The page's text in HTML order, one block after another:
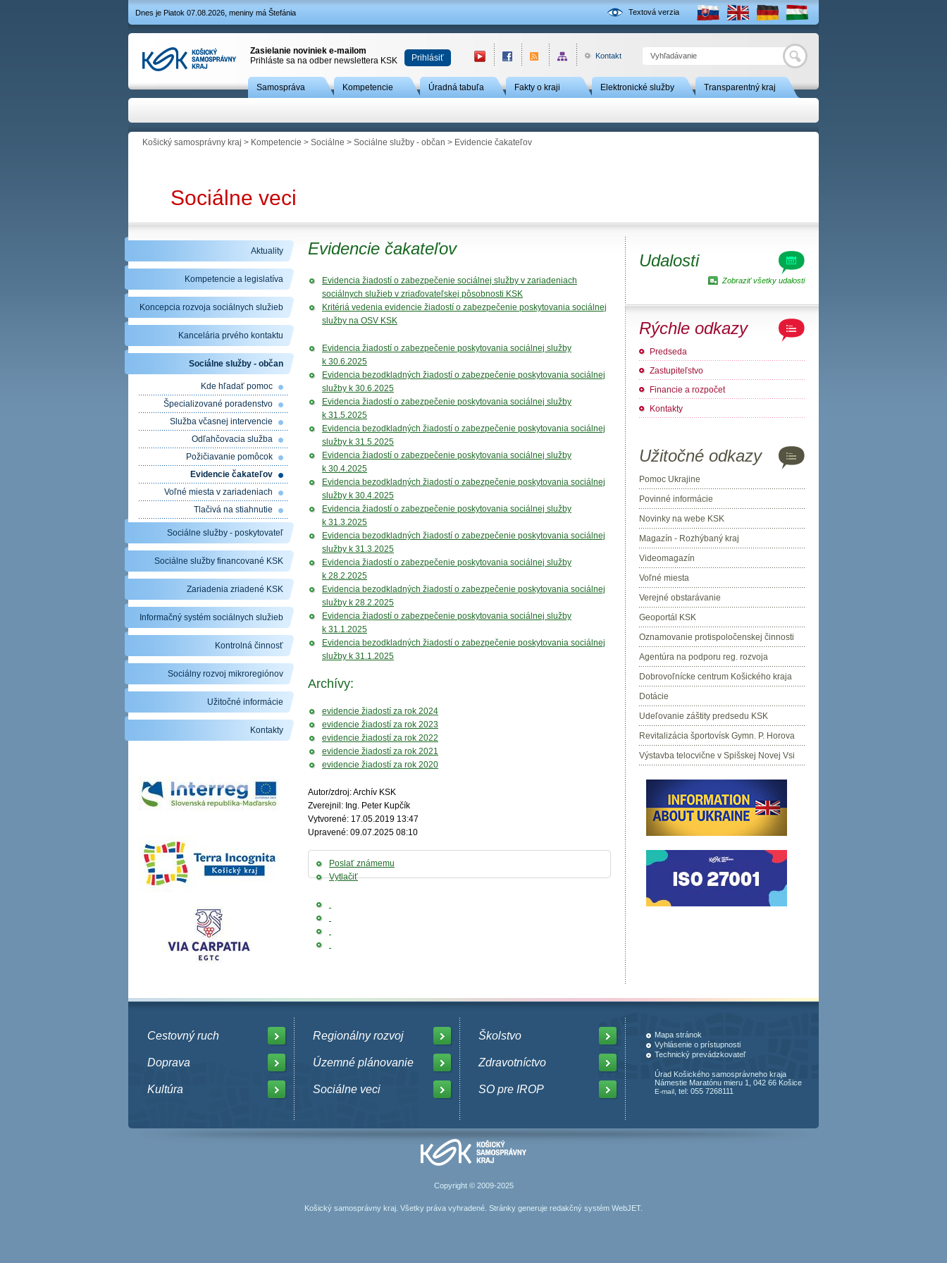
Textová verzia
Dnes je Piatok 07.08.2026, meniny má Štefánia
Hľadať
Zasielanie noviniek e-mailom
Prihláste sa na odber newslettera KSK
Prihlásiť Kontakt
Samospráva Kompetencie Úradná tabuľa Fakty o kraji Elektronické služby Transparentný kraj
Košický samosprávny kraj > Kompetencie > Sociálne > Sociálne služby - občan > Evidencie čakateľov
Sociálne veci
Evidencie čakateľov
Evidencia žiadostí o zabezpečenie sociálnej služby v zariadeniach
sociálnych služieb v zriaďovateľskej pôsobnosti KSK
Kritériá vedenia evidencie žiadostí o zabezpečenie poskytovania sociálnej
služby na OSV KSK
Evidencia žiadostí o zabezpečenie poskytovania sociálnej služby
k 30.6.2025
Evidencia bezodkladných žiadostí o zabezpečenie poskytovania sociálnej
služby k 30.6.2025
Evidencia žiadostí o zabezpečenie poskytovania sociálnej služby
k 31.5.2025
Evidencia bezodkladných žiadostí o zabezpečenie poskytovania sociálnej
služby k 31.5.2025
Evidencia žiadostí o zabezpečenie poskytovania sociálnej služby
k 30.4.2025
Evidencia bezodkladných žiadostí o zabezpečenie poskytovania sociálnej
služby k 30.4.2025
Evidencia žiadostí o zabezpečenie poskytovania sociálnej služby
k 31.3.2025
Evidencia bezodkladných žiadostí o zabezpečenie poskytovania sociálnej
služby k 31.3.2025
Evidencia žiadostí o zabezpečenie poskytovania sociálnej služby
k 28.2.2025
Evidencia bezodkladných žiadostí o zabezpečenie poskytovania sociálnej
služby k 28.2.2025
Evidencia žiadostí o zabezpečenie poskytovania sociálnej služby
k 31.1.2025
Evidencia bezodkladných žiadostí o zabezpečenie poskytovania sociálnej
služby k 31.1.2025
Archívy:
evidencie žiadostí za rok 2024
evidencie žiadostí za rok 2023
evidencie žiadostí za rok 2022
evidencie žiadostí za rok 2021
evidencie žiadostí za rok 2020
Autor/zdroj: Archív KSK
Zverejnil: Ing. Peter Kupčík
Vytvorené: 17.05.2019 13:47
Upravené: 09.07.2025 08:10
Poslať známemu
Vytlačiť
Aktuality
Kompetencie a legislatíva
Koncepcia rozvoja sociálnych služieb
Kancelária prvého kontaktu
Sociálne služby - občan
Kde hľadať pomoc
Špecializované poradenstvo
Služba včasnej intervencie
Odľahčovacia služba
Požičiavanie pomôcok
Evidencie čakateľov
Voľné miesta v zariadeniach
Tlačivá na stiahnutie
Sociálne služby - poskytovateľ
Sociálne služby financované KSK
Zariadenia zriadené KSK
Informačný systém sociálnych služieb
Kontrolná činnosť
Sociálny rozvoj mikroregiónov
Užitočné informácie
Kontakty
Udalosti
Zobraziť všetky udalosti
Rýchle odkazy
Predseda
Zastupiteľstvo
Financie a rozpočet
Kontakty
Užitočné odkazy
Pomoc Ukrajine
Povinné informácie
Novinky na webe KSK
Magazín - Rozhýbaný kraj
Videomagazín
Voľné miesta
Verejné obstarávanie
Geoportál KSK
Oznamovanie protispoločenskej činnosti
Agentúra na podporu reg. rozvoja
Dobrovoľnícke centrum Košického kraja
Dotácie
Udeľovanie záštity predsedu KSK
Revitalizácia športovísk Gymn. P. Horova
Výstavba telocvične v Spišskej Novej Vsi
Cestovný ruch
Doprava
Kultúra
Regionálny rozvoj
Územné plánovanie
Sociálne veci
Školstvo
Zdravotníctvo
SO pre IROP
Mapa stránok
Vyhlásenie o prístupnosti
Technický prevádzkovateľ
Úrad Košického samosprávneho kraja
Námestie Maratónu mieru 1, 042 66 Košice
E-mail , tel: 055 7268111
Copyright © 2009-2025
Košický samosprávny kraj. Všetky práva vyhradené. Stránky generuje redakčný systém WebJET.